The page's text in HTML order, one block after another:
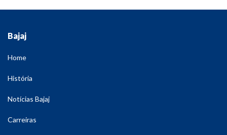
Bajaj
Home
História
Notícias Bajaj
Carreiras